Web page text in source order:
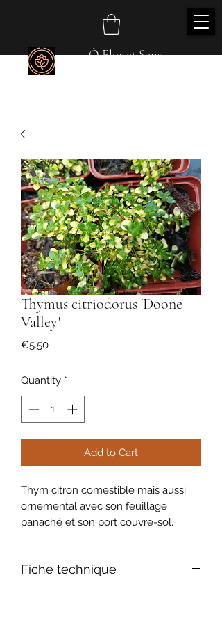
Ô Flor et Sens
Thymus citriodorus 'Doone
Valley'
€5.50Price
Quantity *
Add to Cart
Thym citron comestible mais aussi
ornemental avec son feuillage
panaché et son port couvre-sol.
Fiche technique